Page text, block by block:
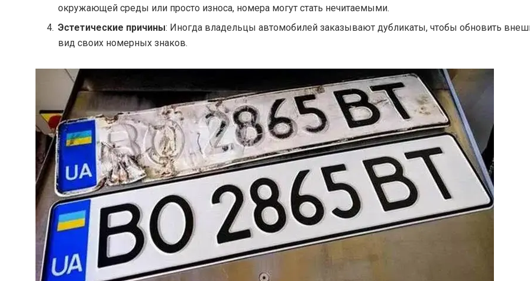
окружающей среды или просто износа, номера могут стать нечитаемыми.
Эстетические причины: Иногда владельцы автомобилей заказывают дубликаты, чтобы обновить
вид своих номерных знаков.